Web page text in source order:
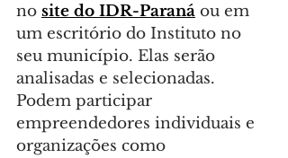
no site do IDR-Paraná ou em
um escritório do Instituto no
seu município. Elas serão
analisadas e selecionadas.
Podem participar
empreendedores individuais e
organizações como